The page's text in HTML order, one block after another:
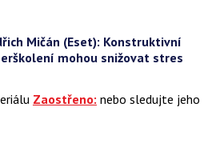
Mičán (Eset): Konstruktivní
mohou snižovat stres
Zaostřeno: nebo sledujte jeho